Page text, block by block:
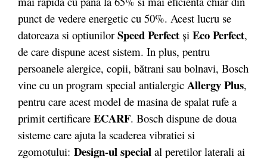
punct de vedere energetic cu 50%. Acest lucru se
datoreaza si optiunilor Speed Perfect și Eco Perfect,
de care dispune acest sistem. In plus, pentru
persoanele alergice, copii, bătrani sau bolnavi, Bosch
vine cu un program special antialergic Allergy Plus,
pentru care acest model de masina de spalat rufe a
primit certificare ECARF. Bosch dispune de doua
sisteme care ajuta la scaderea vibratiei si
zgomotului: Design-ul special al peretilor laterali ai